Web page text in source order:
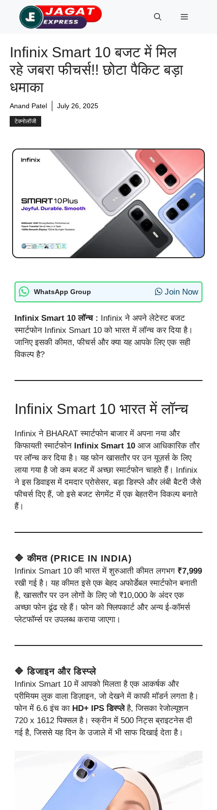
content
Menu
Infinix Smart 10 बजट में मिल
रहे जबरा फीचर्स!! छोटा पैकिट बड़ा
धमाका
Anand Patel July 26, 2025
टेक्नोलॉजी
WhatsApp Group Join Now
Infinix Smart 10 लॉन्च : Infinix ने अपने लेटेस्ट बजट
स्मार्टफोन Infinix Smart 10 को भारत में लॉन्च कर दिया है।
जानिए इसकी कीमत, फीचर्स और क्या यह आपके लिए एक सही
विकल्प है?
Infinix Smart 10 भारत में लॉन्च
Infinix ने BHARAT स्मार्टफोन बाजार में अपना नया और
किफायती स्मार्टफोन Infinix Smart 10 आज आधिकारिक तौर
पर लॉन्च कर दिया है। यह फोन खासतौर पर उन यूज़र्स के लिए
लाया गया है जो कम बजट में अच्छा स्मार्टफोन चाहते हैं। Infinix
ने इस डिवाइस में दमदार प्रोसेसर, बड़ा डिस्प्ले और लंबी बैटरी जैसे
फीचर्स दिए हैं, जो इसे बजट सेगमेंट में एक बेहतरीन विकल्प बनाते
हैं।
🔷 कीमत (PRICE IN INDIA)
Infinix Smart 10 की भारत में शुरुआती कीमत लगभग ₹7,999
रखी गई है। यह कीमत इसे एक बेहद अफोर्डेबल स्मार्टफोन बनाती
है, खासतौर पर उन लोगों के लिए जो ₹10,000 के अंदर एक
अच्छा फोन ढूंढ रहे हैं। फोन को फ्लिपकार्ट और अन्य ई-कॉमर्स
प्लेटफॉर्म्स पर उपलब्ध कराया जाएगा।
🔷 डिजाइन और डिस्प्ले
Infinix Smart 10 में आपको मिलता है एक आकर्षक और
प्रीमियम लुक वाला डिज़ाइन, जो देखने में काफी मॉडर्न लगता है।
फोन में 6.6 इंच का HD+ IPS डिस्प्लेहै, जिसका रेजोल्यूशन
720 x 1612 पिक्सल है। स्क्रीन में 500 निट्स ब्राइटनेस दी
गई है, जिससे यह दिन के उजाले में भी साफ दिखाई देता है।